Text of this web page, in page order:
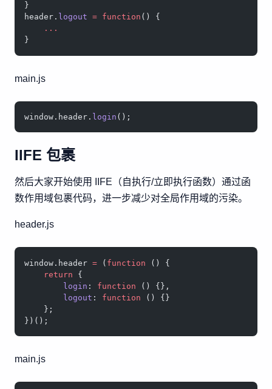
}
header. logout = function () {
    ...
}
main.js
window.header. login ();
IIFE 包裹
然后大家开始使用 IIFE（自执行/立即执行函数）通过函
数作用域包裹代码，进一步减少对全局作用域的污染。
header.js
window.header = ( function () {
    return
{
        login
: function () {},
        logout
: function () {}
    };
})();
main.js